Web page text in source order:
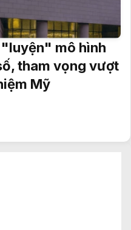
"luyện" mô hình
tham vọng vượt
Mỹ